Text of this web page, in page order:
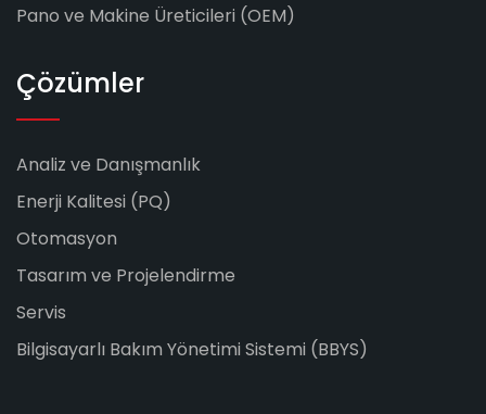
Pano ve Makine Üreticileri (OEM)
Çözümler
Analiz ve Danışmanlık
Enerji Kalitesi (PQ)
Otomasyon
Tasarım ve Projelendirme
Servis
Bilgisayarlı Bakım Yönetimi Sistemi (BBYS)